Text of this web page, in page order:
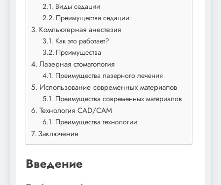
Виды седации
Преимущества седации
Компьютерная анестезия
Как это работает?
Преимущества
Лазерная стоматология
Преимущества лазерного лечения
Использование современных материалов
Преимущества современных материалов
Технология CAD/CAM
Преимущества технологии
Заключение
Введение